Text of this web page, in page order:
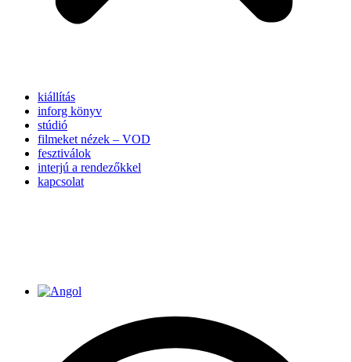
kiállítás
inforg könyv
stúdió
filmeket nézek – VOD
fesztiválok
interjú a rendezőkkel
kapcsolat